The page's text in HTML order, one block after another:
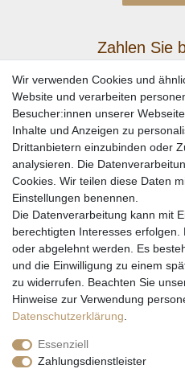
Zahlen Sie
Wir
Wir verwenden Cookies und
Website und verarbeiten
Besucher:innen unserer
Inhalte und Anzeigen zu
Drittanbietern einzubinden oder
analysieren. Die
Cookies. Wir teilen diese Daten
Einstellungen benennen.
Die Datenverarbeitung kann mit
berechtigten Interesses
oder abgelehnt werden. Es
und die Einwilligung zu einem
zu widerrufen. Beachten Sie
Hinweise zur Verwendung
Daten­schutz­erklärung
Essenziell
Zahlungsdienstleister